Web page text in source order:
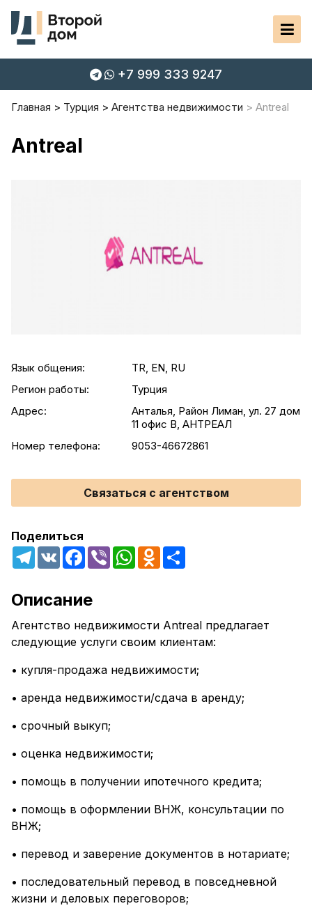
+7 999 333 9247
Главная Турция Агентства недвижимости Antreal
Antreal
Язык общения:
TR, EN, RU
Регион работы:
Турция
Адрес:
Анталья, Район Лиман, ул. 27 дом
11 офис В, АНТРЕАЛ
Номер телефона:
9053-46672861
Связаться с агентством
Поделиться
Telegram
VK Facebook
Viber WhatsAppOdnoklassniki
Описание
Агентство недвижимости Antreal предлагает
следующие услуги своим клиентам:
• купля-продажа недвижимости;
• аренда недвижимости/сдача в аренду;
• срочный выкуп;
• оценка недвижимости;
• помощь в получении ипотечного кредита;
• помощь в оформлении ВНЖ, консультации по
ВНЖ;
• перевод и заверение документов в нотариате;
• последовательный перевод в повседневной
жизни и деловых переговоров;